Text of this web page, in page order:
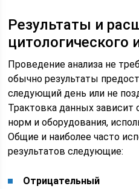
Результаты и
цитологического
Проведение анализа не
обычно результаты
следующий день или не
Трактовка данных зависит
норм и оборудования,
Общие и наиболее часто
результатов следующие:
Отрицательный